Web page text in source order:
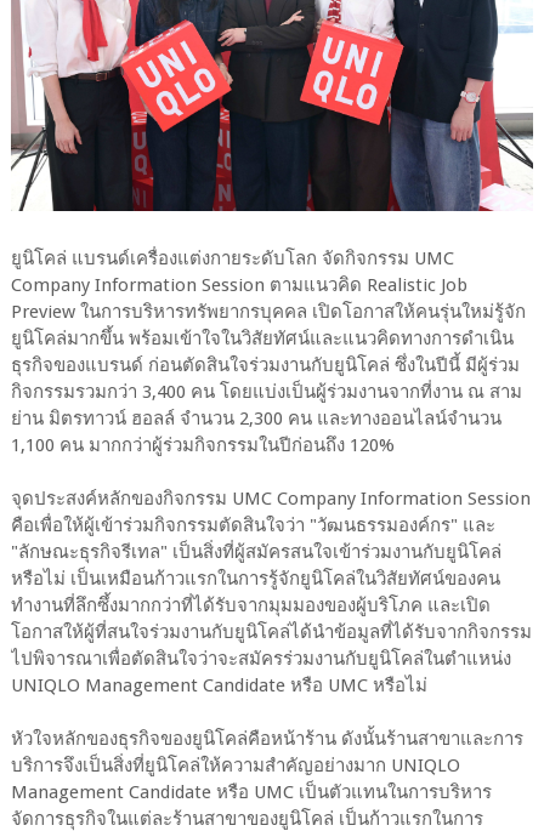
ยูนิโคล่ แบรนด์เครื่องแต่งกายระดับโลก จัดกิจกรรม UMC
Company Information Session ตามแนวคิด Realistic Job
Preview ในการบริหารทรัพยากรบุคคล เปิดโอกาสให้คนรุ่นใหม่รู้จัก
ยูนิโคล่มากขึ้น พร้อมเข้าใจในวิสัยทัศน์และแนวคิดทางการดำเนิน
ธุรกิจของแบรนด์ ก่อนตัดสินใจร่วมงานกับยูนิโคล่ ซึ่งในปีนี้ มีผู้ร่วม
กิจกรรมรวมกว่า 3,400 คน โดยแบ่งเป็นผู้ร่วมงานจากที่งาน ณ สาม
ย่าน มิตรทาวน์ ฮอลล์ จำนวน 2,300 คน และทางออนไลน์จำนวน
1,100 คน มากกว่าผู้ร่วมกิจกรรมในปีก่อนถึง 120%
จุดประสงค์หลักของกิจกรรม UMC Company Information Session
คือเพื่อให้ผู้เข้าร่วมกิจกรรมตัดสินใจว่า "วัฒนธรรมองค์กร" และ
"ลักษณะธุรกิจรีเทล" เป็นสิ่งที่ผู้สมัครสนใจเข้าร่วมงานกับยูนิโคล่
หรือไม่ เป็นเหมือนก้าวแรกในการรู้จักยูนิโคล่ในวิสัยทัศน์ของคน
ทำงานที่ลึกซึ้งมากกว่าที่ได้รับจากมุมมองของผู้บริโภค และเปิด
โอกาสให้ผู้ที่สนใจร่วมงานกับยูนิโคล่ได้นำข้อมูลที่ได้รับจากกิจกรรม
ไปพิจารณาเพื่อตัดสินใจว่าจะสมัครร่วมงานกับยูนิโคล่ในตำแหน่ง
UNIQLO Management Candidate หรือ UMC หรือไม่
หัวใจหลักของธุรกิจของยูนิโคล่คือหน้าร้าน ดังนั้นร้านสาขาและการ
บริการจึงเป็นสิ่งที่ยูนิโคล่ให้ความสำคัญอย่างมาก UNIQLO
Management Candidate หรือ UMC เป็นตัวแทนในการบริหาร
จัดการธุรกิจในแต่ละร้านสาขาของยูนิโคล่ เป็นก้าวแรกในการ